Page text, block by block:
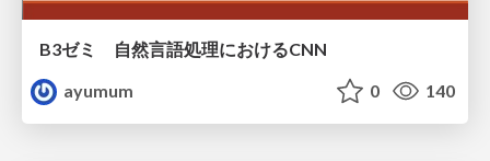
B3ゼミ 自然言語処理におけるCNN
ayumum
0 140